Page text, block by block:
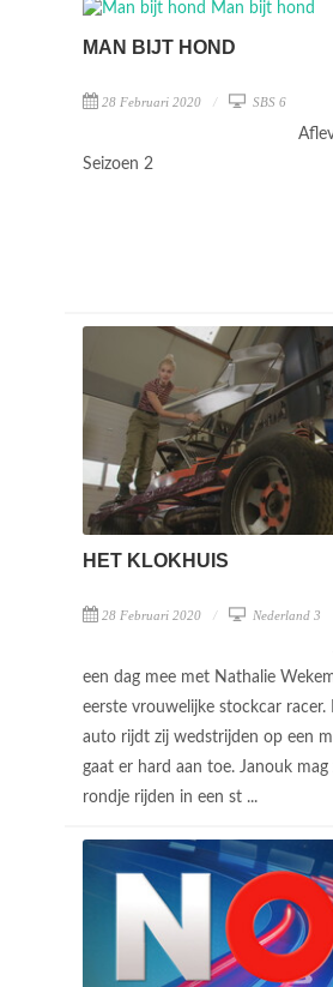
MAN BIJT HOND
28 Februari 2020 SBS 6
Seizoen 2
HET KLOKHUIS
28 Februari 2020 Nederland 3
een dag mee met Nathalie
eerste vrouwelijke stockcar racer.
auto rijdt zij wedstrijden op een
gaat er hard aan toe. Janouk mag
rondje rijden in een st ...